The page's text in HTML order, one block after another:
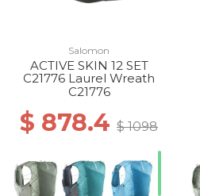
Salomon
ACTIVE SKIN 12 SET
C21776 Laurel Wreath
C21776
$ 878.4 $ 1098